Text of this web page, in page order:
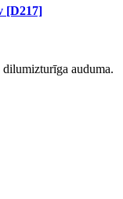
[D217]
auduma.